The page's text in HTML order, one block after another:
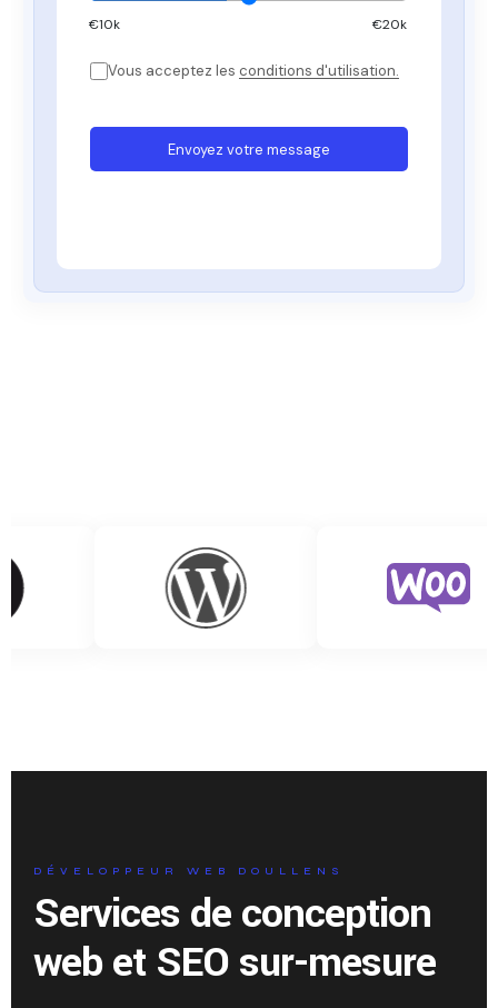
€10k €20k
Vous acceptez les conditions d'utilisation.
Envoyez votre message
DÉVELOPPEUR WEB DOULLENS
Services de conception
web et SEO sur-mesure